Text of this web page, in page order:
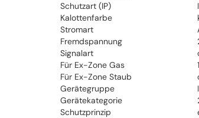
Schutzart (IP)
Kalottenfarbe
Stromart
Fremdspannung
Signalart
Für Ex-Zone Gas
Für Ex-Zone Staub
Gerätegruppe
Gerätekategorie
Schutzprinzip